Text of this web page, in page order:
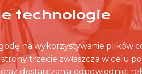
technologie
na wykorzystywanie plików
trzecie zwłaszcza w celu
dostarczania odpowiedniej